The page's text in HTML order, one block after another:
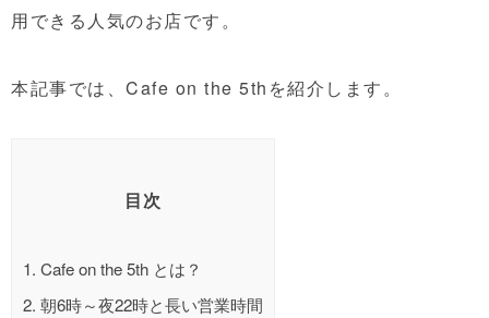
用できる人気のお店です。
本記事では、Cafe on the 5thを紹介します。
目次
1. Cafe on the 5th とは？
2. 朝6時～夜22時と長い営業時間